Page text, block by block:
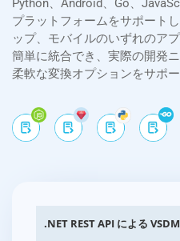
Python、Android、Go、
プラットフォームをサポート
ップ、モバイルのいずれのア
簡単に統合でき、実際の開発
柔軟な変換オプションをサポー
.NET REST API による